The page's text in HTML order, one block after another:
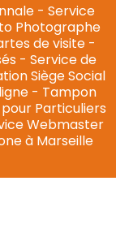
- Service
Photographe
de visite-
- Service de
Siège Social
- Tampon
Particuliers
Webmaster
à Marseille